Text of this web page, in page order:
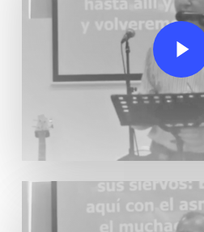
Play Video
Play Video